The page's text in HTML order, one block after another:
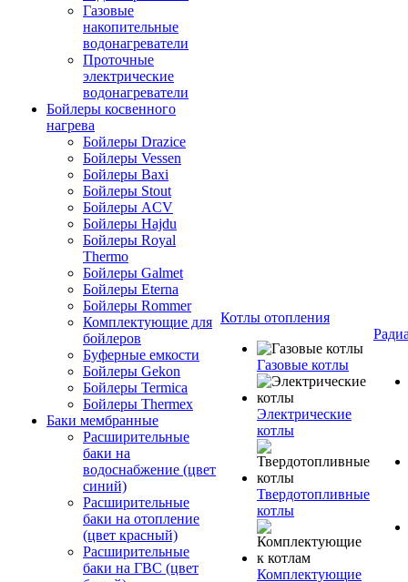
Газовые
накопительные
водонагреватели
Проточные
электрические
водонагреватели
Бойлеры косвенного
нагрева
Бойлеры Drazice
Бойлеры Vessen
Бойлеры Baxi
Бойлеры Stout
Бойлеры ACV
Бойлеры Hajdu
Бойлеры Royal
Thermo
Бойлеры Galmet
Бойлеры Eterna
Бойлеры Rommer
Комплектующие для
бойлеров
Буферные емкости
Бойлеры Gekon
Бойлеры Termica
Бойлеры Thermex
Баки мембранные
Расширительные
баки на
водоснабжение (цвет
синий)
Расширительные
баки на отопление
(цвет красный)
Расширительные
баки на ГВС (цвет
Котлы отопления
Газовые котлы
Электрические
котлы
Твердотопливные
котлы
Комплектующие